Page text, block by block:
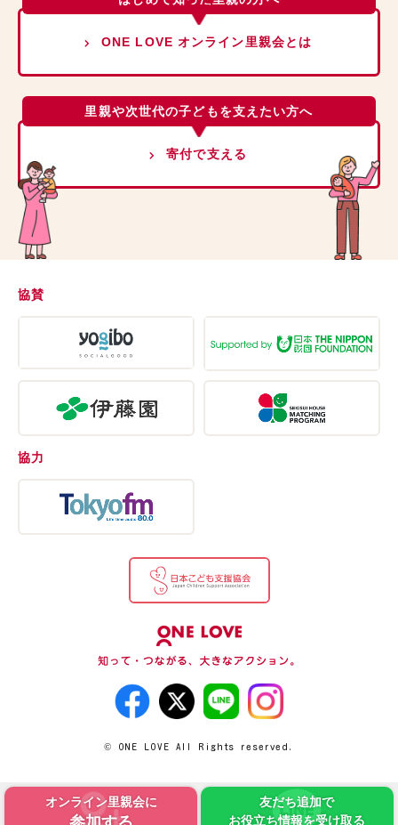
ONE LOVE オンライン里親会とは
里親や次世代の子どもを支えたい方へ
寄付で支える
オンライン里親会に
友だち追加で
お役立ち情報を受け取る
協賛
協力
© ONE LOVE All Rights reserved.